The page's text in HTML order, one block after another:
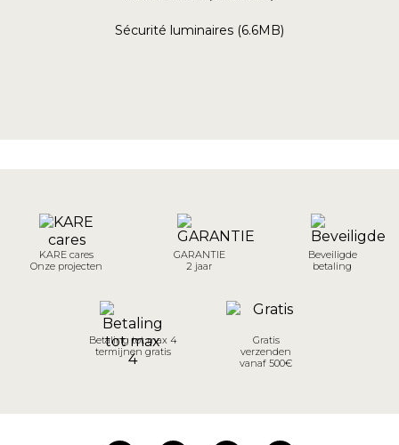
Sécurité luminaires (6.6MB)
KARE cares
Onze projecten
GARANTIE
2 jaar
Beveiligde
betaling
Betaling tot max 4
termijnen gratis
Gratis
verzenden
vanaf 500€